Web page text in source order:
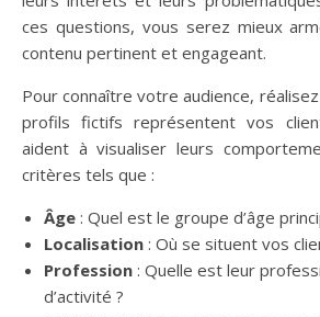
ces questions, vous serez mieux
contenu pertinent et engageant.
Pour connaître votre audience,
profils fictifs représentent vos
aident à visualiser leurs
critères tels que :
Âge : Quel est le groupe d’âge
Localisation : Où se situent vos
Profession : Quelle est leur
d’activité ?